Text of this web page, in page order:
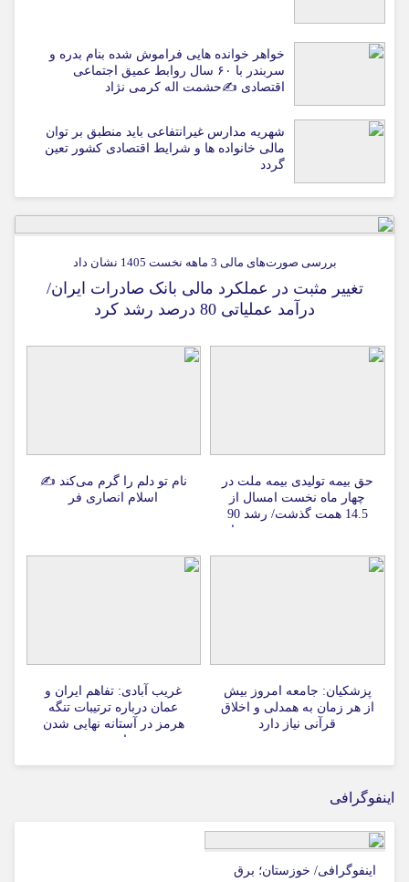
خواهر خوانده هایی فراموش شده بنام بدره و
سربندر با ۶۰ سال روابط عمیق اجتماعی
اقتصادی ✍حشمت اله کرمی نژاد
شهریه مدارس غیرانتفاعی باید منطبق بر توان
مالی خانواده ها و شرایط اقتصادی کشور تعین
گردد
بررسی صورت‌های مالی 3 ماهه نخست 1405 نشان داد
تغییر مثبت در عملکرد مالی بانک صادرات ایران/
درآمد عملیاتی 80 درصد رشد کرد
حق بیمه تولیدی بیمه ملت در
چهار ماه نخست امسال از
14.5 همت گذشت/ رشد 90
درصدی نسبت به مدت مشابه
نام تو دلم را گرم می‌کند ✍️
اسلام انصاری فر
پزشکیان: جامعه امروز بیش
از هر زمان به همدلی و اخلاق
قرآنی نیاز دارد
غریب آبادی: تفاهم ایران و
عمان درباره ترتیبات تنگه
هرمز در آستانه نهایی شدن
است
اینفوگرافی
اینفوگرافی/ خوزستان؛ برق